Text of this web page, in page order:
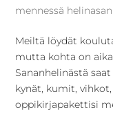
mennessä helinasan
Meiltä löydät
mutta kohta on
Sananhelinästä
kynät, kumit,
oppikirjapakettisi